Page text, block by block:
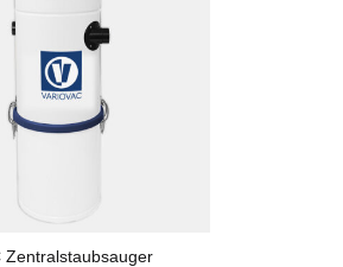
Zentralstaubsauger